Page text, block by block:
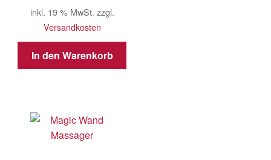
inkl. 19 % MwSt. zzgl.
Versandkosten
In den Warenkorb